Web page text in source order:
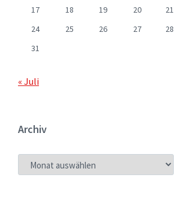
17
18 19 20 21
24
25 26 27 28
31
« Juli
Archiv
ARCHIV